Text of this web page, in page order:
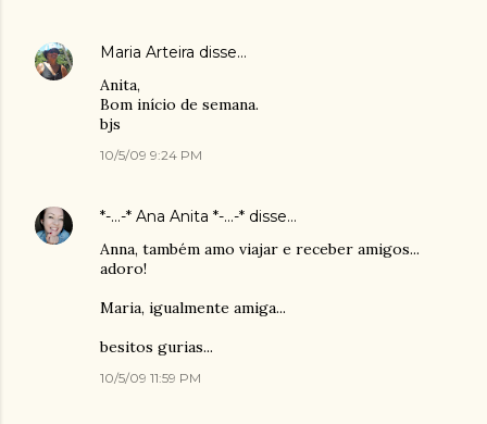
Maria Arteira disse…
Anita,
Bom início de semana.
bjs
10/5/09 9:24 PM
*-...-* Ana Anita *-...-* disse…
Anna, também amo viajar e receber amigos...
adoro!
Maria, igualmente amiga...
besitos gurias...
10/5/09 11:59 PM